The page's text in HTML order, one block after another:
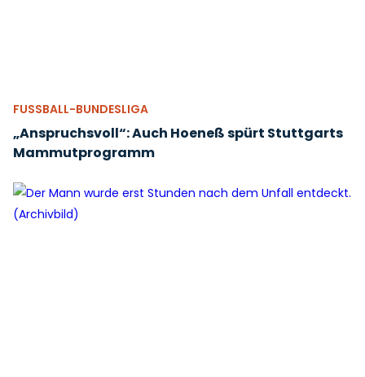
FUSSBALL-BUNDESLIGA
„Anspruchsvoll“: Auch Hoeneß spürt Stuttgarts
Mammutprogramm